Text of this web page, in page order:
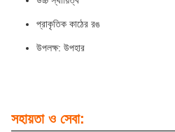
প্রাকৃতিক কাঠের রঙ
উপলক্ষ: উপহার
সহায়তা ও সেবা: